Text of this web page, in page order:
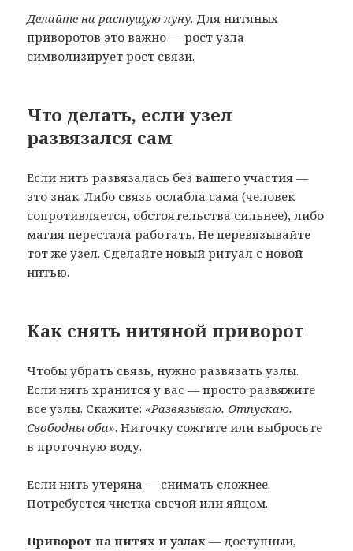
Делайте на растущую луну. Для нитяных
приворотов это важно — рост узла
символизирует рост связи.
Что делать, если узел
развязался сам
Если нить развязалась без вашего участия —
это знак. Либо связь ослабла сама (человек
сопротивляется, обстоятельства сильнее), либо
магия перестала работать. Не перевязывайте
тот же узел. Сделайте новый ритуал с новой
нитью.
Как снять нитяной приворот
Чтобы убрать связь, нужно развязать узлы.
Если нить хранится у вас — просто развяжите
все узлы. Скажите: «Развязываю. Отпускаю.
Свободны оба». Ниточку сожгите или выбросьте
в проточную воду.
Если нить утеряна — снимать сложнее.
Потребуется чистка свечой или яйцом.
Приворот на нитях и узлах — доступный,